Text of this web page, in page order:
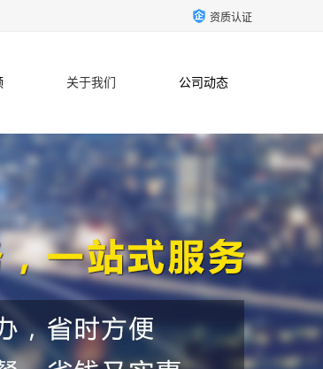
资质认证
关于我们 公司动态